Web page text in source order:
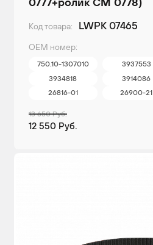
Код товара: LWPK 07465
ОЕМ номер:
750.10-1307010 3937553
3934818
3914086
26816-01
26900-21
13 650 Руб.
12 550 Руб.